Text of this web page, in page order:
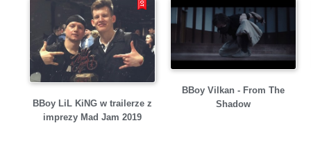
BBoy LiL KiNG w trailerze z
imprezy Mad Jam 2019
BBoy Vilkan - From The
Shadow